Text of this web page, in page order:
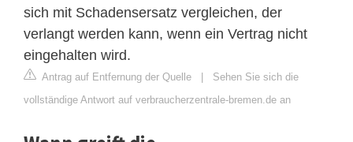
sich mit Schadensersatz vergleichen, der
verlangt werden kann, wenn ein Vertrag nicht
eingehalten wird.
Antrag auf Entfernung der Quelle | Sehen Sie sich die
vollständige Antwort auf verbraucherzentrale-bremen.de an